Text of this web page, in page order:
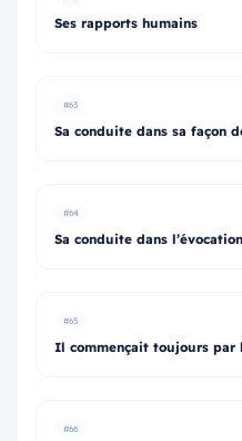
Ses rapports humains
#63
Sa conduite dans sa façon
#64
Sa conduite dans
#65
Il commençait toujours par
#66